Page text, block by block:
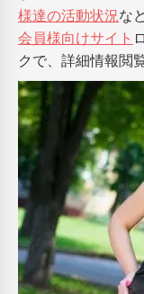
様達の活動状況な
会員様向けサイト
クで、詳細情報閲